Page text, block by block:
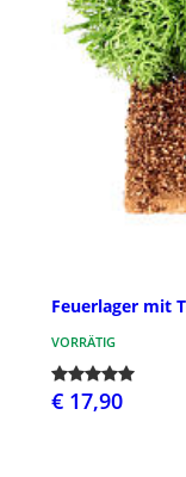
Feuerlager mit
VORRÄTIG
€ 17,90